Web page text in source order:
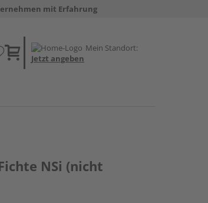
mit Erfahrung
Mein Standort:
Jetzt angeben
NSi (nicht